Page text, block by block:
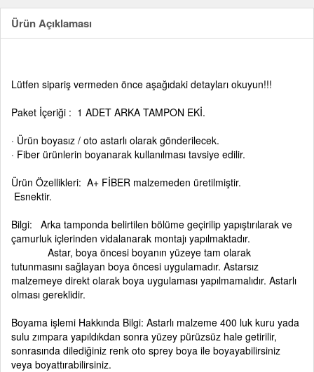
Ürün Açıklaması
Lütfen sipariş vermeden önce aşağıdaki detayları okuyun!!!
Paket İçeriği : 1 ADET ARKA TAMPON EKİ.
· Ürün boyasız / oto astarlı olarak gönderilecek.
· Fiber ürünlerin boyanarak kullanılması tavsiye edilir.
Ürün Özellikleri: A+ FİBER malzemeden üretilmiştir.
Esnektir.
Bilgi: Arka tamponda belirtilen bölüme geçirilip yapıştırılarak ve
çamurluk içlerinden vidalanarak montajı yapılmaktadır.
Astar, boya öncesi boyanın yüzeye tam olarak
tutunmasını sağlayan boya öncesi uygulamadır. Astarsız
malzemeye direkt olarak boya uygulaması yapılmamalıdır. Astarlı
olması gereklidir.
Boyama işlemi Hakkında Bilgi: Astarlı malzeme 400 luk kuru yada
sulu zımpara yapıldıkdan sonra yüzey pürüzsüz hale getirilir,
sonrasında dilediğiniz renk oto sprey boya ile boyayabilirsiniz
veya boyattırabilirsiniz.